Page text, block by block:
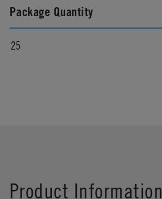
Package Quantity
25
Product Information